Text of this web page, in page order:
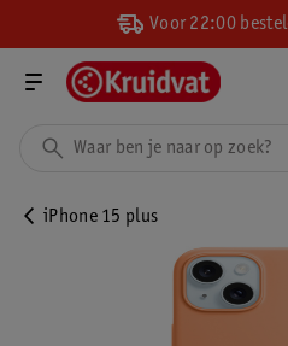
Voor 22:00
iPhone 15 plus